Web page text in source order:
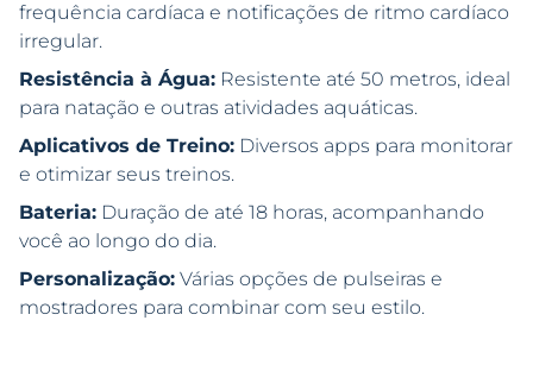
frequência cardíaca e notificações de ritmo cardíaco
irregular.
Resistência à Água: Resistente até 50 metros, ideal
para natação e outras atividades aquáticas.
Aplicativos de Treino: Diversos apps para monitorar
e otimizar seus treinos.
Bateria: Duração de até 18 horas, acompanhando
você ao longo do dia.
Personalização: Várias opções de pulseiras e
mostradores para combinar com seu estilo.